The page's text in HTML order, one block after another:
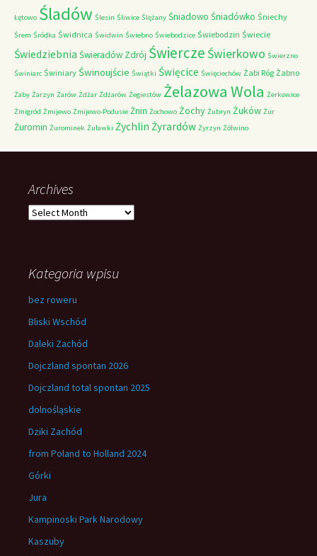
Łętowo Śladów Ślesin Śliwice Ślężany Śniadowo Śniadówko Śniechy
Śrem Śródka Świdnica Świdwin Świebno Świebodzice Świebodzin Świecie
Świedziebnia Świeradów Zdrój Świercze Świerkowo Świerzno
Świniarc Świniary Świnoujście Świątki Święcice Święciechów Żabi Róg Żabno
Żaby Żarzyn Żarów Żdżar Żdżarów Żegiestów Żelazowa Wola Żerkowice
Żmigród Żmijewo Żmijewo-Podusie Żnin Żochowo Żochy Żubryn Żuków Żur
Żuromin Żurominek Żuławki Żychlin Żyrardów Żyrzyn Żółwino
Archives
Archives
Kategoria wpisu
bez roweru
Bliski Wschód
Daleki Zachód
Dojczland spontan 2026
Dojczland total spontan 2025
dolnośląskie
Dziki Zachód
from Poland to Holland 2024
Górki
Jura
Kampinoski Park Narodowy
Kaszuby